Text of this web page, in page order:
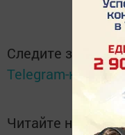
Следите за
Telegram-канале
Читайте новости